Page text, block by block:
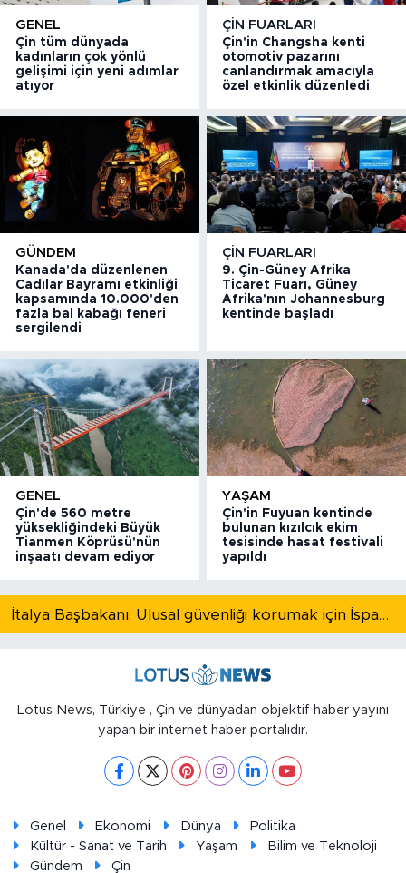
GENEL
Çin tüm dünyada
kadınların çok yönlü
gelişimi için yeni adımlar
atıyor
ÇIN FUARLARI
Çin'in Changsha kenti
otomotiv pazarını
canlandırmak amacıyla
özel etkinlik düzenledi
GÜNDEM
Kanada'da düzenlenen
Cadılar Bayramı etkinliği
kapsamında 10.000'den
fazla bal kabağı feneri
sergilendi
ÇIN FUARLARI
9. Çin-Güney Afrika
Ticaret Fuarı, Güney
Afrika'nın Johannesburg
kentinde başladı
GENEL
Çin'de 560 metre
yüksekliğindeki Büyük
Tianmen Köprüsü'nün
inşaatı devam ediyor
YAŞAM
Çin'in Fuyuan kentinde
bulunan kızılcık ekim
tesisinde hasat festivali
yapıldı
İtalya Başbakanı: Ulusal güvenliği korumak için İspanya ile Schengen kapsamındaki serbest dolaşımı askıya alıyoruz
Lotus News, Türkiye , Çin ve dünyadan objektif haber yayını
yapan bir internet haber portalıdır.
Genel Ekonomi Dünya
Politika
Kültür - Sanat ve Tarih
Yaşam
Bilim ve Teknoloji
Gündem
Çin